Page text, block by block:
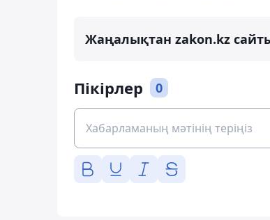
Жаңалықтан zakon.kz
Пікірлер 0